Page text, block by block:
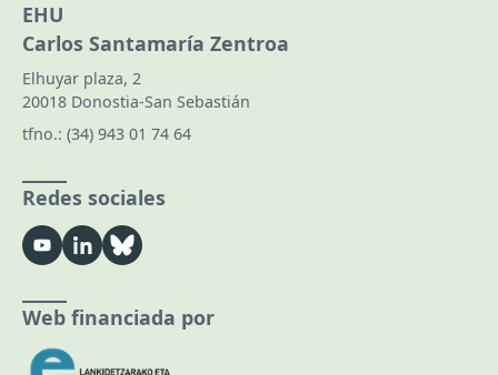
EHU
Carlos Santamaría Zentroa
Elhuyar plaza, 2
20018 Donostia-San Sebastián
tfno.: (34) 943 01 74 64
Redes sociales
Web financiada por